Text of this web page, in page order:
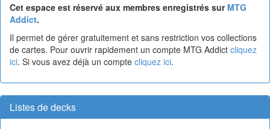
Cet espace est réservé aux membres enregistrés sur MTG
Addict.
Il permet de gérer gratuitement et sans restriction vos collections
de cartes. Pour ouvrir rapidement un compte MTG Addict cliquez
ici. Si vous avez déjà un compte cliquez ici.
Listes de decks